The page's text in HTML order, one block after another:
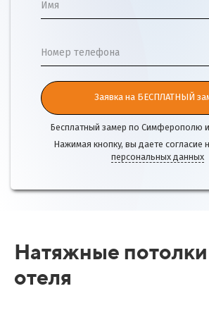
Имя
Номер телефона
Заявка на БЕСПЛАТНЫЙ
Бесплатный замер по Симферополю
Нажимая кнопку, вы даете согласие
персональных данных
Натяжные
отеля